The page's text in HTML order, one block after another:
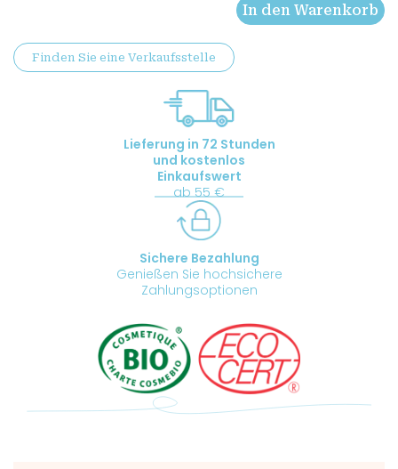
biologischem
Anbau
In den Warenkorb
Finden Sie eine Verkaufsstelle
Lieferung in 72 Stunden
und kostenlos
Einkaufswert
ab 55 €
Sichere Bezahlung
Genießen Sie hochsichere
Zahlungsoptionen